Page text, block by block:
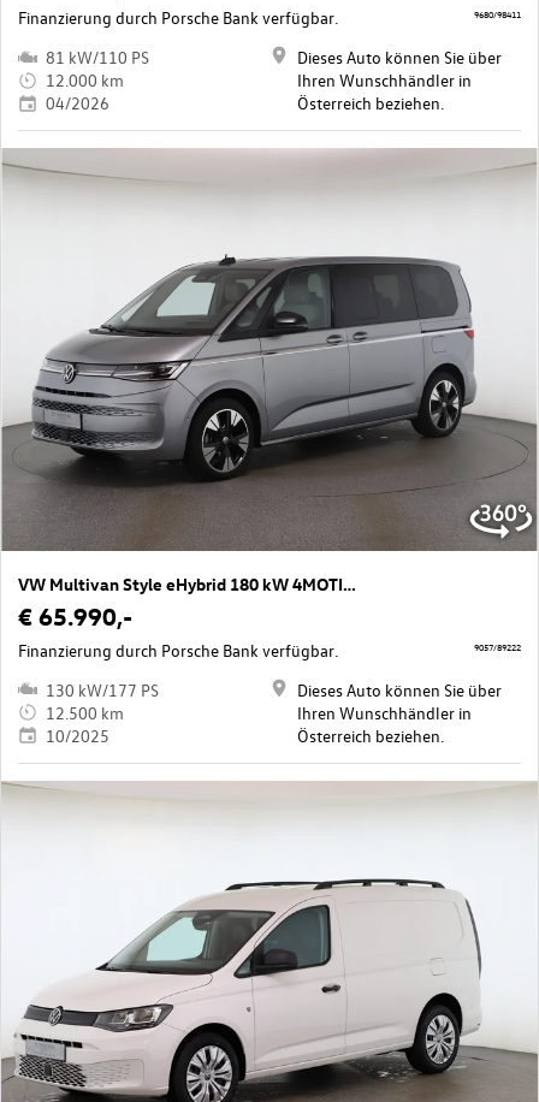
Finanzierung durch Porsche Bank verfügbar.
81 kW/110 PS
12.000 km
04/2026
Dieses Auto können Sie über
Ihren Wunschhändler in
Österreich beziehen.
9680/98411
VW Multivan Style eHybrid 180 kW 4MOTION
€ 65.990,-
Finanzierung durch Porsche Bank verfügbar.
130 kW/177 PS
12.500 km
10/2025
Dieses Auto können Sie über
Ihren Wunschhändler in
Österreich beziehen.
9057/89222